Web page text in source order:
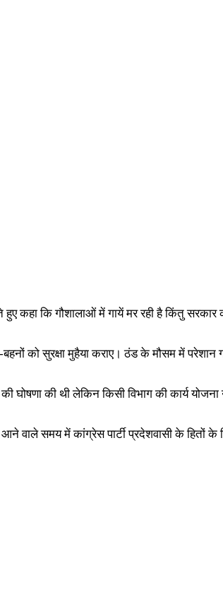
हुए कहा कि गौशालाओं में गायें मर रही है किंतु सरकार
को सुरक्षा मुहैया कराए। ठंड के मौसम में
घोषणा की थी लेकिन किसी विभाग की कार्य
वाले समय में कांग्रेस पार्टी प्रदेशवासी के हितों